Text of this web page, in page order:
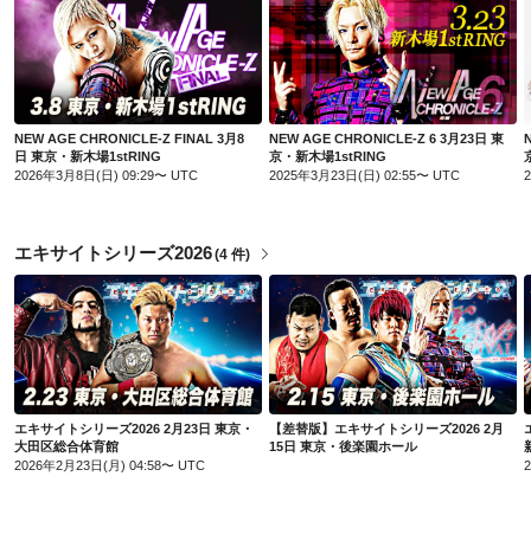
NEW AGE CHRONICLE-Z FINAL 3月8日 東京・新木場1stRING
NEW AGE CHRONICLE-Z FINAL 3月8
日 東京・新木場1stRING
2026年3月8日(日) 09:29〜 UTC
NEW AGE CHRONICLE-Z 6 3月23日 東京・新木場1stRING
NEW AGE CHRONICLE-Z 6 3月23日 東
京・新木場1stRING
2025年3月23日(日) 02:55〜 UTC
エキサイトシリーズ2026(4 件)
エキサイトシリーズ2026 2月23日 東京・大田区総合体育館
エキサイトシリーズ2026 2月23日 東京・
大田区総合体育館
2026年2月23日(月) 04:58〜 UTC
【差替版】エキサイトシリーズ2026 2月15日 東京・後楽園ホール
【差替版】エキサイトシリーズ2026 2月
15日 東京・後楽園ホール